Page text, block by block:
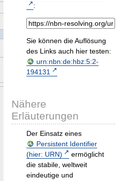
:
Sie können die Auflösung
des Links auch hier testen:
urn:nbn:de:hbz:5:2-
194131
Nähere
Erläuterungen
Der Einsatz eines
Persistent Identifier
(hier: URN)
ermöglicht
die stabile, weltweit
eindeutige und